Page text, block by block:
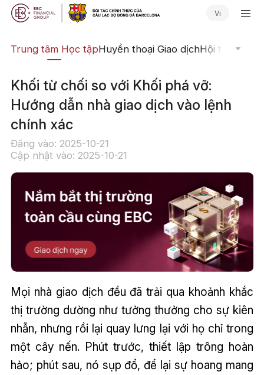
Vi
Trung tâm Học tậpHuyền thoại Giao dịchHội thảo
Khối từ chối so với Khối phá vỡ:
Hướng dẫn nhà giao dịch vào lệnh
chính xác
Đăng vào: 2025-10-21
Cập nhật vào: 2025-10-21
Mọi nhà giao dịch đều đã trải qua khoảnh khắc
thị trường dường như tưởng thưởng cho sự kiên
nhẫn, nhưng rồi lại quay lưng lại với họ chỉ trong
một cây nến. Phút trước, thiết lập trông hoàn
hảo; phút sau, nó sụp đổ, để lại sự hoang mang